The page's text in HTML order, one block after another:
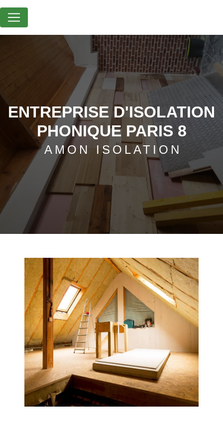
ENTREPRISE D'ISOLATION
PHONIQUE PARIS 8
AMON ISOLATION
Panneau de gestion des cookies